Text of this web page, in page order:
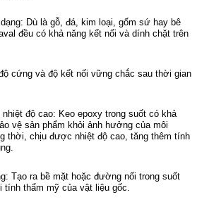
Dù là gỗ, đá, kim loại, gốm sứ hay bê
đều có khả năng kết nối và dính chặt trên
cứng và độ kết nối vững chắc sau thời gian
độ cao: Keo epoxy trong suốt có khả
vệ sản phẩm khỏi ảnh hưởng của môi
thời, chịu được nhiệt độ cao, tăng thêm tính
Tạo ra bề mặt hoặc đường nối trong suốt
tính thẩm mỹ của vật liệu gốc.